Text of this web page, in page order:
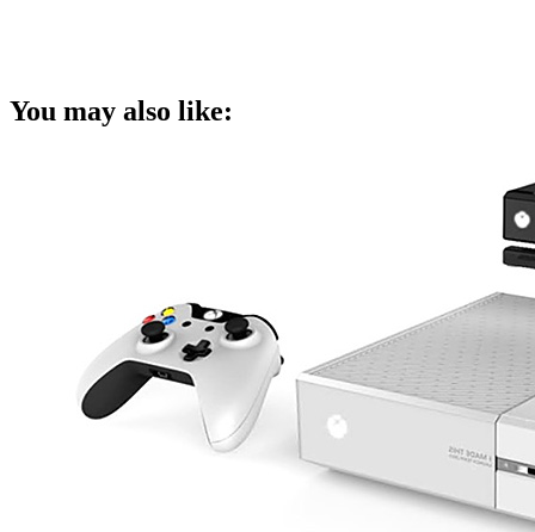
You may also like: